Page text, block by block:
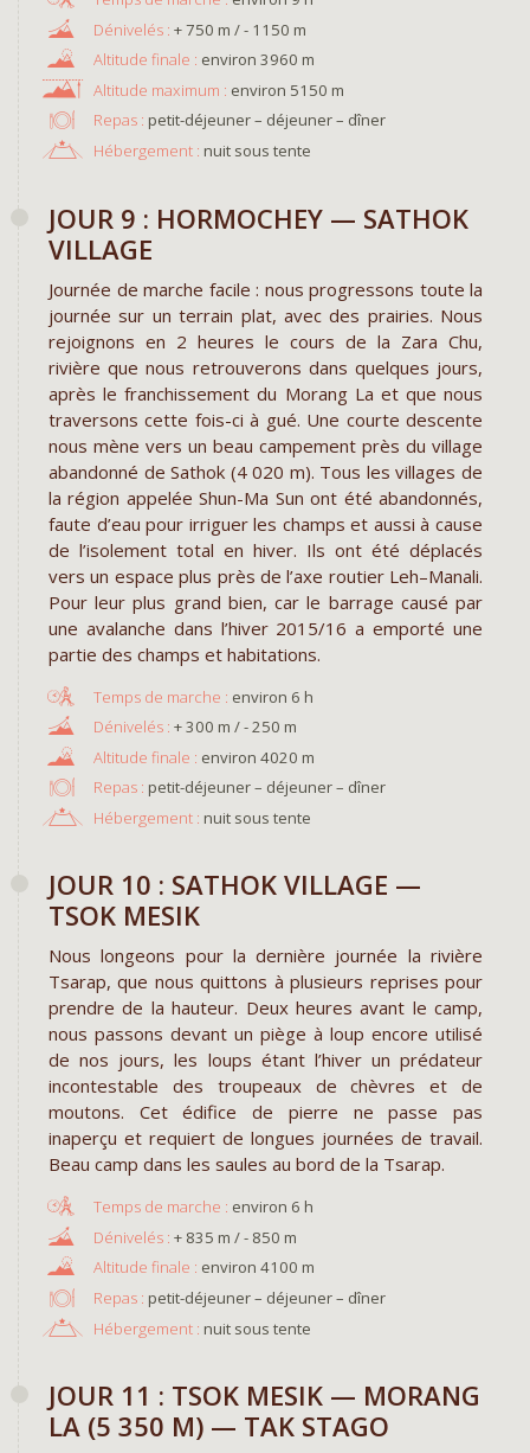
+ 750 m / - 1150 m
environ 3960 m
environ 5150 m
Repas : petit-déjeuner – déjeuner – dîner
Hébergement : nuit sous tente
JOUR 9 : HORMOCHEY — SATHOK
VILLAGE
Journée de marche facile : nous progressons toute la
journée sur un terrain plat, avec des prairies. Nous
rejoignons en 2 heures le cours de la Zara Chu,
rivière que nous retrouverons dans quelques jours,
après le franchissement du Morang La et que nous
traversons cette fois-ci à gué. Une courte descente
nous mène vers un beau campement près du village
abandonné de Sathok (4 020 m). Tous les villages de
la région appelée Shun-Ma Sun ont été abandonnés,
faute d’eau pour irriguer les champs et aussi à cause
de l’isolement total en hiver. Ils ont été déplacés
vers un espace plus près de l’axe routier Leh–Manali.
Pour leur plus grand bien, car le barrage causé par
une avalanche dans l’hiver 2015/16 a emporté une
partie des champs et habitations.
environ 6 h
+ 300 m / - 250 m
environ 4020 m
Repas : petit-déjeuner – déjeuner – dîner
Hébergement : nuit sous tente
JOUR 10 : SATHOK VILLAGE —
TSOK MESIK
Nous longeons pour la dernière journée la rivière
Tsarap, que nous quittons à plusieurs reprises pour
prendre de la hauteur. Deux heures avant le camp,
nous passons devant un piège à loup encore utilisé
de nos jours, les loups étant l’hiver un prédateur
incontestable des troupeaux de chèvres et de
moutons. Cet édifice de pierre ne passe pas
inaperçu et requiert de longues journées de travail.
Beau camp dans les saules au bord de la Tsarap.
environ 6 h
+ 835 m / - 850 m
environ 4100 m
Repas : petit-déjeuner – déjeuner – dîner
Hébergement : nuit sous tente
JOUR 11 : TSOK MESIK — MORANG
LA (5 350 M) — TAK STAGO